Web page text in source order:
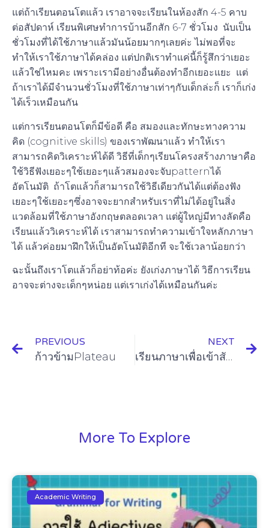
แต่ถ้าเรียนตอนโตแล้ว เราอาจจะเรียนในห้องสัก 4-5 คาบ
ต่อสัปดาห์ เรียนพิเศษทำการบ้านอีกสัก 6-7 ชั่วโมง นับเป็น
ชั่วโมงที่ได้ใช้ภาษาแล้วมันน้อยมากๆเลยค่ะ ไม่พอที่จะ
ทำให้เราใช้ภาษาได้คล่อง แต่ปกติเราทำแค่นี้ก็รู้สึกว่าเยอะ
แล้วใช่ไหมคะ เพราะเรามีอย่างอื่นต้องทำอีกเยอะแยะ แต่
ถ้าเราได้มีจำนวนชั่วโมงที่ใช้ภาษาเท่าๆกับเด็กล่ะก็ เราก็เก่ง
ได้เร็วเหมือนกัน
แต่การเรียนตอนโตก็มีข้อดี คือ สมองและทักษะทางความ
คิด (cognitive skills) ของเราพัฒนาแล้ว ทำให้เรา
สามารถคิดวิเคราะห์ได้ดี วิธีที่เด็กๆเรียนโครงสร้างภาษาคือ
ใช้วิธีฟังเยอะๆใช้เยอะๆแล้วสมองจะจับpatternได้
อัตโนมัติ ถ้าโตแล้วก็สามารถใช้วิธีเดียวกันได้แต่ต้องฟัง
เยอะๆใช้เยอะๆซึ่งอาจจะยากสำหรับเราที่ไม่ได้อยู่ในสิ่ง
แวดล้อมที่ใช้ภาษาอังกฤษตลอดเวลา แต่ผู้ใหญ่มีทางลัดคือ
เรียนแล้ววิเคราะห์ได้ เราสามารถทำความเข้าใจหลักภาษา
ได้ แล้วค่อยมาฝึกให้เป็นอัตโนมัติอีกที จะใช้เวลาน้อยกว่า
ฉะนั้นถึงเราโตแล้วก็อย่าท้อค่ะ ยังเก่งภาษาได้ วิธีการเรียน
อาจจะต่างจะเด็กๆหน่อย แต่เราเก่งได้เหมือนกันค่ะ
PREVIOUS
ก้าวข้ามPlateau
NEXT
เรียนภาษาเพื่อเข้าสังคม
More To Explore
Academic Writing